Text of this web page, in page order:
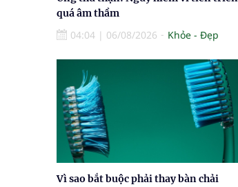
quá âm thầm
04:04 | 06/08/2026 Khỏe - Đẹp
Vì sao bắt buộc phải thay bàn chải